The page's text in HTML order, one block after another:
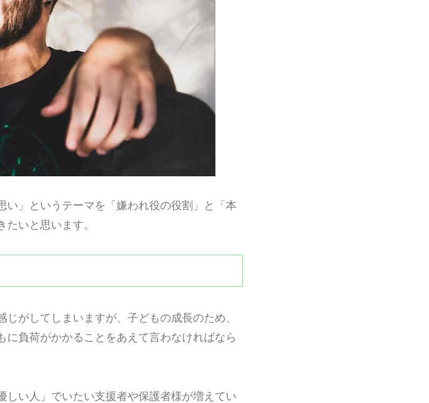
い」というテーマを「嫌われ役の役割」と「本
いと思います。
がしてしまいますが、子どもの成長のため、
負荷がかかることをあえて言わなければなら
しい人」でいたい支援者や保護者様が増えてい